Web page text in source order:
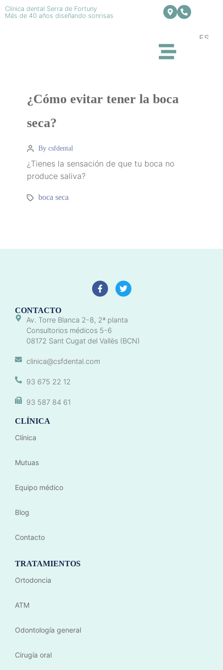
Clínica dental Serra de Fortuny
Más de 40 años diseñando sonrisas
ES
¿Cómo evitar tener la boca
seca?
By csfdental
¿Tienes la sensación de que tu boca no
produce saliva?
boca seca
CONTACTO
Av. Torre Blanca 2-8, 2ª planta
Consultorios médicos 5-6
08172 Sant Cugat del Vallès (BCN)
clinica@csfdental.com
93 675 22 12
93 587 84 61
CLÍNICA
Clínica
Mutuas
Equipo médico
Blog
Contacto
TRATAMIENTOS
Ortodoncia
ATM
Odontología general
Cirugía oral